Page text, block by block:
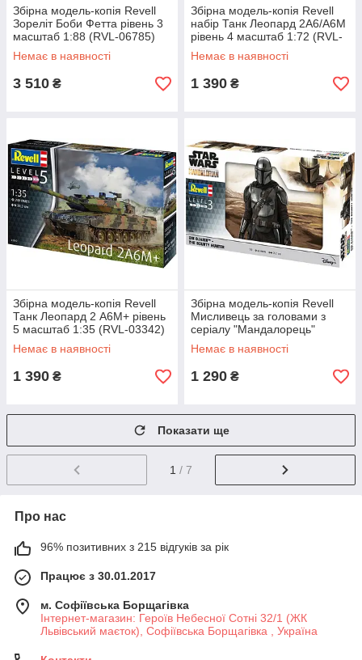
Збірна модель-копія Revell
Зореліт Боби Фетта рівень 3
масштаб 1:88 (RVL-06785)
Немає в наявності
3 510 ₴
Збірна модель-копія Revell
набір Танк Леопард 2A6/A6M
рівень 4 масштаб 1:72 (RVL-
63180)
Немає в наявності
1 390 ₴
Збірна модель-копія Revell
Танк Леопард 2 A6M+ рівень
5 масштаб 1:35 (RVL-03342)
Немає в наявності
1 390 ₴
Збірна модель-копія Revell
Мисливець за головами з
серіалу "Мандалорець"
рівень 3 м 1:9 (RVL-06784)
Немає в наявності
1 290 ₴
Показати ще
1 / 7
Про нас
96% позитивних з 215 відгуків за рік
Працює з 30.01.2017
м. Софіївська Борщагівка
Інтернет-магазин: Героїв Небесної Сотні 32/1 (ЖК
Львівський маєток), Софіївська Борщагівка , Україна